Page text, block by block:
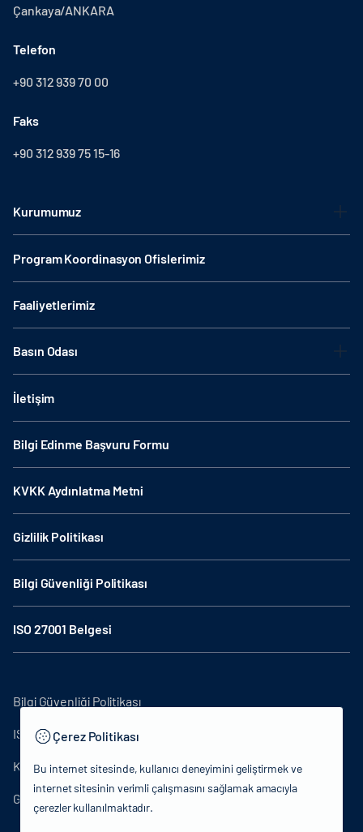
Çankaya/ANKARA
Telefon
+90 312 939 70 00
Faks
+90 312 939 75 15-16
Kurumumuz
Program Koordinasyon Ofislerimiz
Faaliyetlerimiz
Basın Odası
İletişim
Bilgi Edinme Başvuru Formu
KVKK Aydınlatma Metni
Gizlilik Politikası
Bilgi Güvenliği Politikası
ISO 27001 Belgesi
Bilgi Güvenliği Politikası
ISO27001
KVKK Aydınlatma Metni
Gizlilik Politikası
Çerez Politikası
Bu internet sitesinde, kullanıcı deneyimini geliştirmek ve
internet sitesinin verimli çalışmasını sağlamak amacıyla
çerezler kullanılmaktadır.